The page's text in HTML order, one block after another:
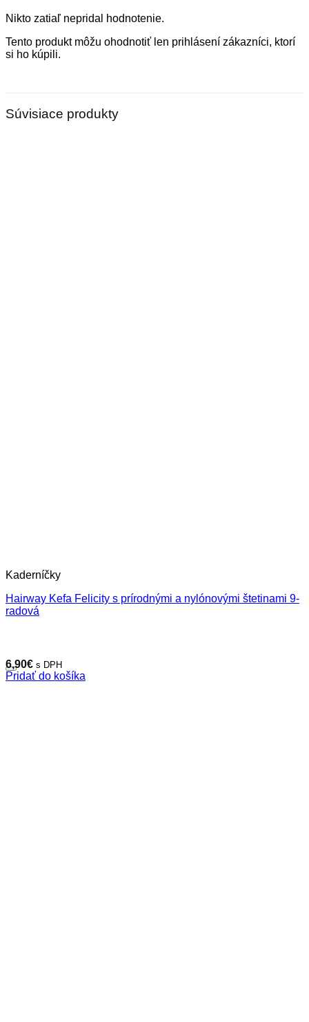
Nikto zatiaľ nepridal hodnotenie.
Tento produkt môžu ohodnotiť len prihlásení zákazníci, ktorí
si ho kúpili.
Súvisiace produkty
Kaderníčky
Hairway Kefa Felicity s prírodnými a nylónovými štetinami 9-
radová
6,90€ s DPH
Pridať do košíka